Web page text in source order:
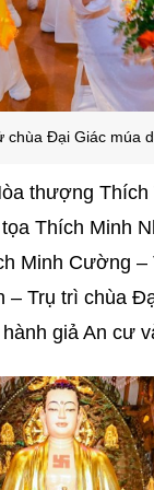
chùa Đại Giác múa
thượng
Thích Minh
Minh Cường
Trụ trì chùa
giả An cư